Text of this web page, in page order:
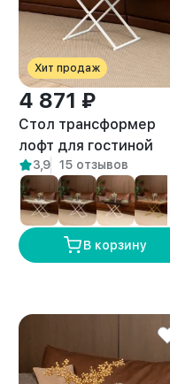
Хит продаж
4 871 ₽
Стол трансформер
лофт для гостиной
Кемь белый/амаретто
3,9 15 отзывов
В корзину